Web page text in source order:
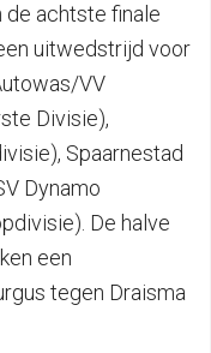
de achtste finale
uitwedstrijd voor
VV
Divisie),
Spaarnestad
Dynamo
De halve
een
tegen Draisma